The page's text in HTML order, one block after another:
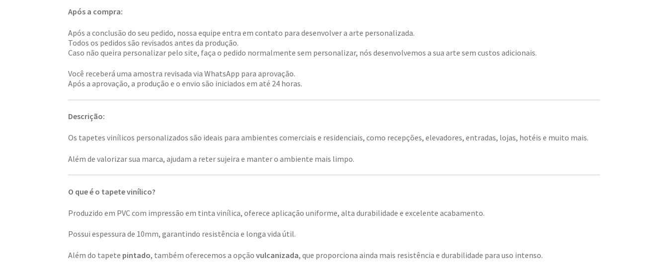
Após a compra:
Após a conclusão do seu pedido, nossa equipe entra em contato para desenvolver a arte personalizada.
Todos os pedidos são revisados antes da produção.
Caso não queira personalizar pelo site, faça o pedido normalmente sem personalizar, nós desenvolvemos a sua arte sem custos adicionais.
Você receberá uma amostra revisada via WhatsApp para aprovação.
Após a aprovação, a produção e o envio são iniciados em até 24 horas.
Descrição:
Os tapetes vinílicos personalizados são ideais para ambientes comerciais e residenciais, como recepções, elevadores, entradas, lojas, hotéis e muito mais.
Além de valorizar sua marca, ajudam a reter sujeira e manter o ambiente mais limpo.
O que é o tapete vinílico?
Produzido em PVC com impressão em tinta vinílica, oferece aplicação uniforme, alta durabilidade e excelente acabamento.
Possui espessura de 10mm, garantindo resistência e longa vida útil.
Além do tapete pintado, também oferecemos a opção vulcanizada, que proporciona ainda mais resistência e durabilidade para uso intenso.